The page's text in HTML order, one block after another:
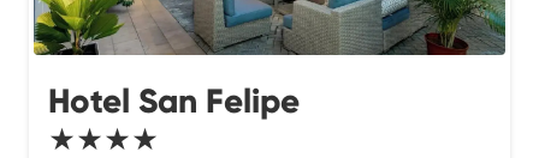
Hotel San Felipe
★★★★